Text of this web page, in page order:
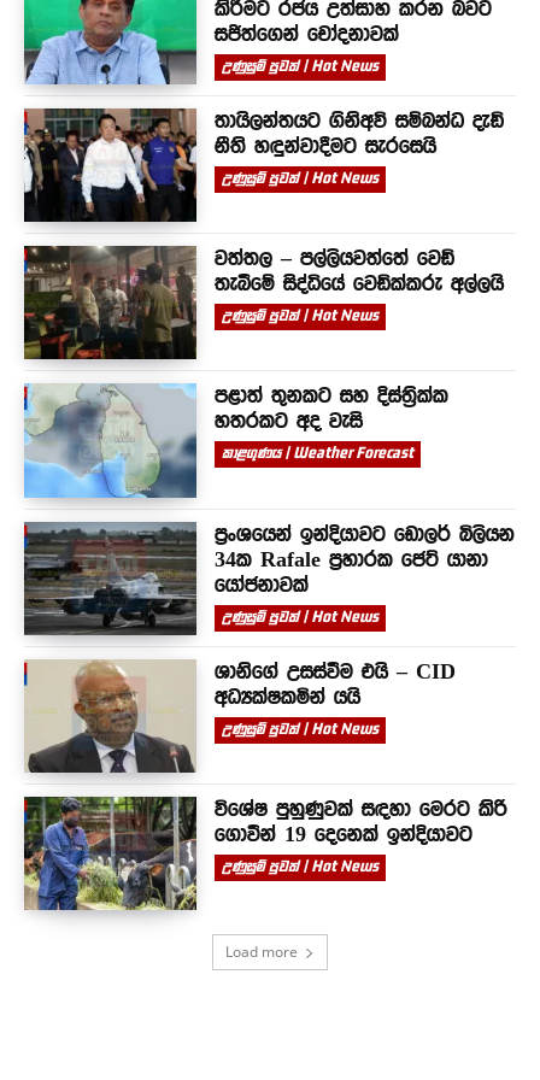
කිරීමට රජය උත්සාහ කරන බවට
සජිත්ගෙන් චෝදනාවක්
උණුසුම් පුවත් | Hot News
තායිලන්තයට ගිනිඅවි සම්බන්ධ දැඩි
නීති හඳුන්වාදීමට සැරසෙයි
උණුසුම් පුවත් | Hot News
වත්තල – පල්ලියවත්තේ වෙඩි
තැබීමේ සිද්ධියේ වෙඩික්කරු අල්ලයි
උණුසුම් පුවත් | Hot News
පළාත් තුනකට සහ දිස්ත්‍රික්ක
හතරකට අද වැසි
කාළගුණය | Weather Forecast
ප්‍රංශයෙන් ඉන්දියාවට ඩොලර් බිලියන
34ක Rafale ප්‍රහාරක ජෙට් යානා
යෝජනාවක්
උණුසුම් පුවත් | Hot News
ශානිගේ උසස්වීම එයි – CID
අධ්‍යක්ෂකමින් යයි
උණුසුම් පුවත් | Hot News
විශේෂ පුහුණුවක් සඳහා මෙරට කිරි
ගොවීන් 19 දෙනෙක් ඉන්දියාවට
උණුසුම් පුවත් | Hot News
Load more